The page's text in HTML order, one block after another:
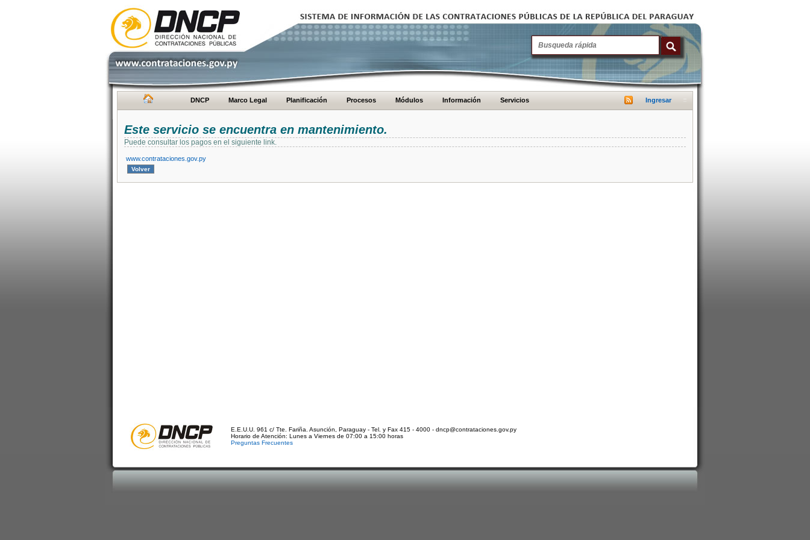
DNCP Marco Legal Planificación Procesos Módulos Información Servicios Ingresar
Este servicio se encuentra en mantenimiento.
Puede consultar los pagos en el siguiente link.
www.contrataciones.gov.py
E.E.U.U. 961 c/ Tte. Fariña. Asunción, Paraguay - Tel. y Fax 415 - 4000 - dncp@contrataciones.gov.py
Horario de Atención: Lunes a Viernes de 07:00 a 15:00 horas
Preguntas Frecuentes